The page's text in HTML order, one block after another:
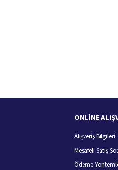
ONLİNE
Alışveriş Bilgileri
Mesafeli Satış
Ödeme